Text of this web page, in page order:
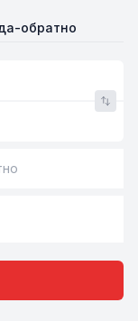
обратно